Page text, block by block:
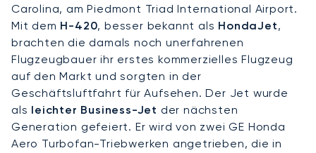
Carolina, am Piedmont Triad International Airport.
Mit dem H-420, besser bekannt als HondaJet,
brachten die damals noch unerfahrenen
Flugzeugbauer ihr erstes kommerzielles Flugzeug
auf den Markt und sorgten in der
Geschäftsluftfahrt für Aufsehen. Der Jet wurde
als leichter Business-Jet der nächsten
Generation gefeiert. Er wird von zwei GE Honda
Aero Turbofan-Triebwerken angetrieben, die in